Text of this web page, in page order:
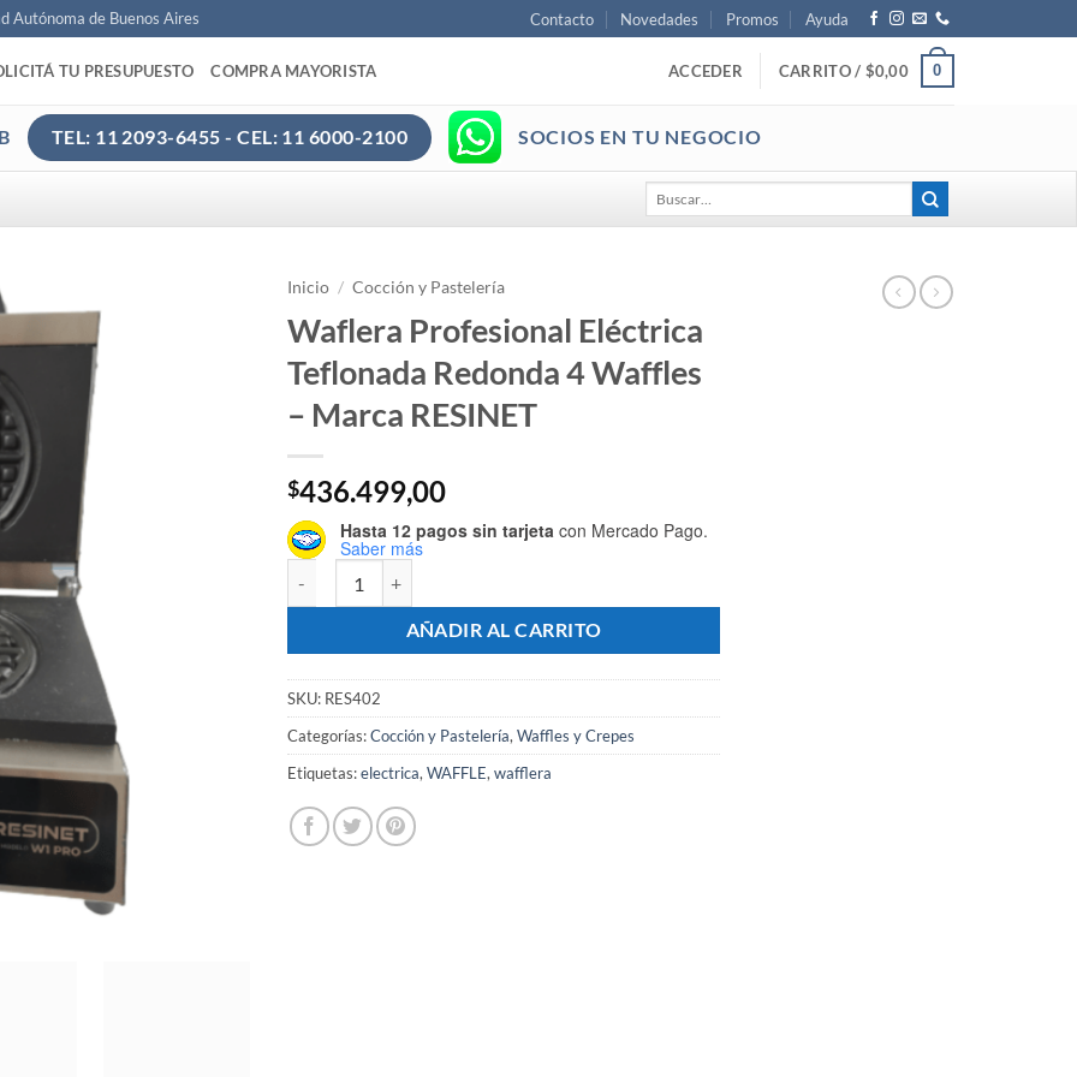
Autónoma de Buenos Aires Contacto Novedades Promos Ayuda
TU PRESUPUESTO COMPRA MAYORISTA ACCEDER CARRITO / $0,00 0
TEL: 11 2093-6455 - CEL: 11 6000-2100 SOCIOS EN TU NEGOCIO
por:
Inicio / Cocción y Pastelería
Waflera Profesional Eléctrica
Teflonada Redonda 4 Waffles
– Marca RESINET
$436.499,00
Hasta 12 pagos sin tarjeta con Mercado Pago.
Saber más
AÑADIR AL CARRITO
SKU: RES402
Categorías:Cocción y Pastelería, Waffles y Crepes
Etiquetas:electrica, WAFFLE, wafflera